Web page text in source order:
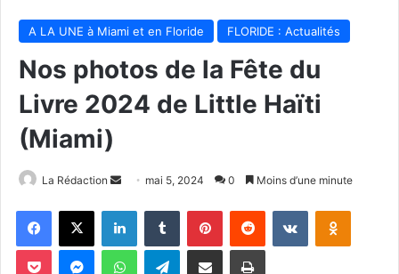
A LA UNE à Miami et en Floride FLORIDE : Actualités
Nos photos de la Fête du
Livre 2024 de Little Haïti
(Miami)
La Rédaction
Envoyermai 5, 2024 0 Moins d’une minute
Facebook
X LinkedinTumblr PinterestReddit VKontakte
Pocket MessengerWhatsAppTelegramPartager par email Imprimer